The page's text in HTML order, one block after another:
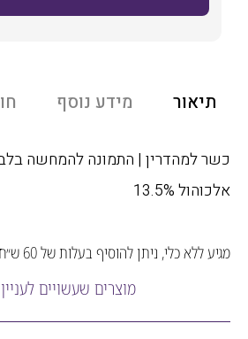
מידע נוסף חוות
13.5%
כלי, ניתן להוסיף בעלות של 60 ש״ח.
מוצרים שעשויים לעניין אותך